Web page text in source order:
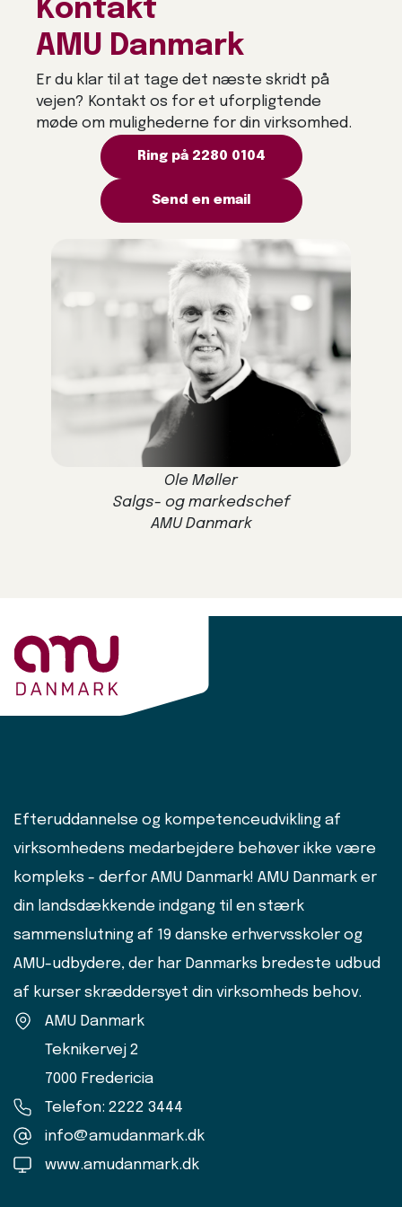
Kontakt
AMU Danmark
Er du klar til at tage det næste skridt på
vejen? Kontakt os for et uforpligtende
møde om mulighederne for din virksomhed.
Ring på 2280 0104
Send en email
Ole Møller
Salgs- og markedschef
AMU Danmark
Efteruddannelse og kompetenceudvikling af
virksomhedens medarbejdere behøver ikke være
kompleks - derfor AMU Danmark! AMU Danmark er
din landsdækkende indgang til en stærk
sammenslutning af 19 danske erhvervsskoler og
AMU-udbydere, der har Danmarks bredeste udbud
af kurser skræddersyet din virksomheds behov.
AMU Danmark
Teknikervej 2
7000 Fredericia
Telefon: 2222 3444
info@amudanmark.dk
www.amudanmark.dk